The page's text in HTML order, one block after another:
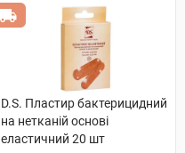
D.S. Пластир бактерицидний
на нетканій основі
еластичний 20 шт